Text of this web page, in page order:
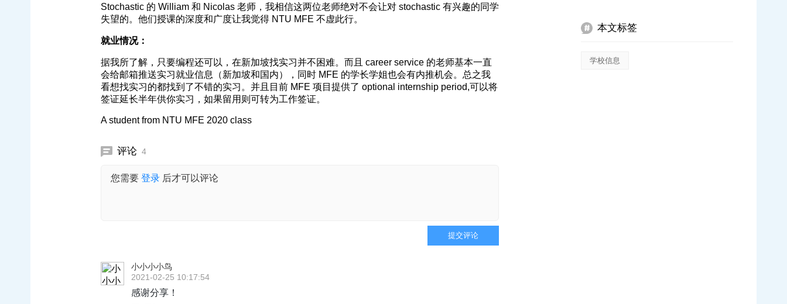
Stochastic 的 William 和 Nicolas 老师，我相信这两位老师绝对不会让对 stochastic 有兴趣的同学
失望的。他们授课的深度和广度让我觉得 NTU MFE 不虚此行。
就业情况：
据我所了解，只要编程还可以，在新加坡找实习并不困难。而且 career service 的老师基本一直
会给邮箱推送实习就业信息（新加坡和国内），同时 MFE 的学长学姐也会有内推机会。总之我
看想找实习的都找到了不错的实习。并且目前 MFE 项目提供了 optional internship period,可以将
签证延长半年供你实习，如果留用则可转为工作签证。
A student from NTU MFE 2020 class
评论 4
您需要 登录 后才可以评论
提交评论
小小小小鸟
2021-02-25 10:17:54
感谢分享！
本文标签
学校信息